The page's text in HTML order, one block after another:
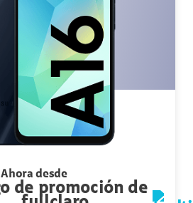
Ahora desde